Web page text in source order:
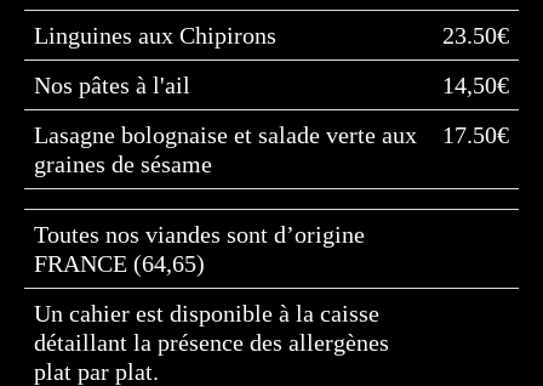
Linguines aux Chipirons
23.50€
Nos pâtes à l'ail
14,50€
Lasagne bolognaise et salade verte aux
graines de sésame
17.50€
Toutes nos viandes sont d’origine
FRANCE (64,65)
Un cahier est disponible à la caisse
détaillant la présence des allergènes
plat par plat.